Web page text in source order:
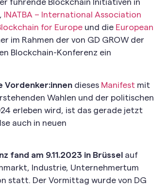
führende Blockchain Initiativen in
,
INATBA – International Association
for Europe und die European
im Rahmen der von GD GROW der
Blockchain-Konferenz ein
Vordenker:innen dieses Manifest mit
Wahlen und der politischen
erleben wird, ist das gerade jetzt
auch in neuen
fand am 9.11.2023 in Brüssel auf
Industrie, Unternehmertum
statt. Der Vormittag wurde von DG